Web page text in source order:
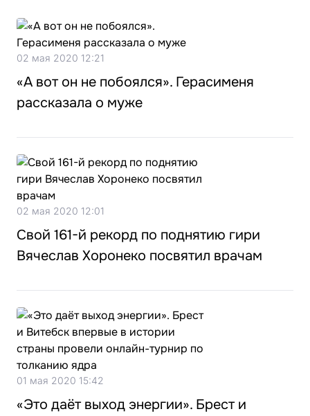
02 мая 2020 12:21
«А вот он не побоялся». Герасименя
рассказала о муже
02 мая 2020 12:01
Свой 161-й рекорд по поднятию гири
Вячеслав Хоронеко посвятил врачам
01 мая 2020 15:42
«Это даёт выход энергии». Брест и